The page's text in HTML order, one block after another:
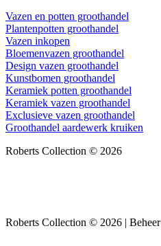
Vazen en potten groothandel
Plantenpotten groothandel
Vazen inkopen
Bloemenvazen groothandel
Design vazen groothandel
Kunstbomen groothandel
Keramiek potten groothandel
Keramiek vazen groothandel
Exclusieve vazen groothandel
Groothandel aardewerk kruiken
Roberts Collection © 2026
Roberts Collection © 2026 |